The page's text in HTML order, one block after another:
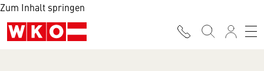
Zum Inhalt springen